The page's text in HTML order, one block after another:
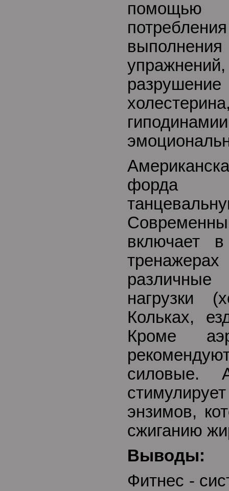
форда
включает
нагрузки
Кольках,
Кроме
силовые.
энзимов,
сжиганию
Выводы:
Фитнес -